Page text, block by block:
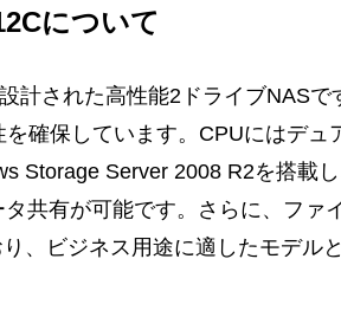
について
計された高性能2ドライブNASで
確保しています。CPUにはデュ
Storage Server 2008 R2を搭載
共有が可能です。さらに、ファ
、ビジネス用途に適したモデルと